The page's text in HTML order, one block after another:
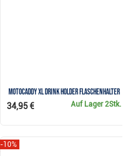
Motocaddy XL Drink Holder Flaschenhalter
Auf Lager2Stk.
34,95 €
-10%